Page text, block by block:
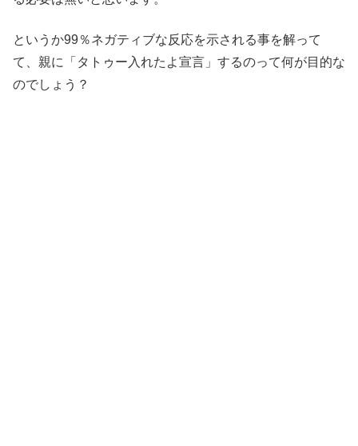
というか99％ネガティブな反応を示される事を解って
て、親に「タトゥー入れたよ宣言」するのって何が目的な
のでしょう？